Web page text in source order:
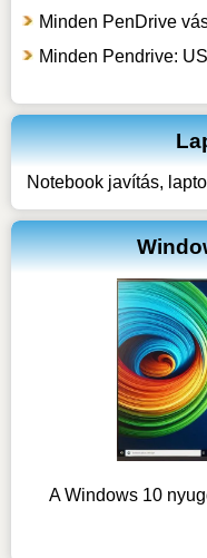
Minden PenDrive
Minden Pendrive:
Notebook javítás,
A Windows 10